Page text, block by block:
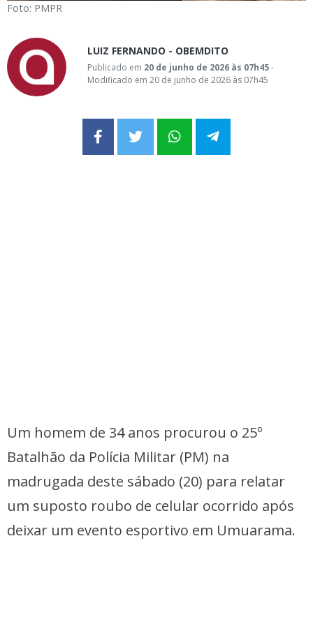
Foto: PMPR
LUIZ FERNANDO - OBEMDITO
Publicado em 20 de junho de 2026 às 07h45-
Modificado em 20 de junho de 2026 às 07h45
Um homem de 34 anos procurou o 25º
Batalhão da Polícia Militar (PM) na
madrugada deste sábado (20) para relatar
um suposto roubo de celular ocorrido após
deixar um evento esportivo em Umuarama.